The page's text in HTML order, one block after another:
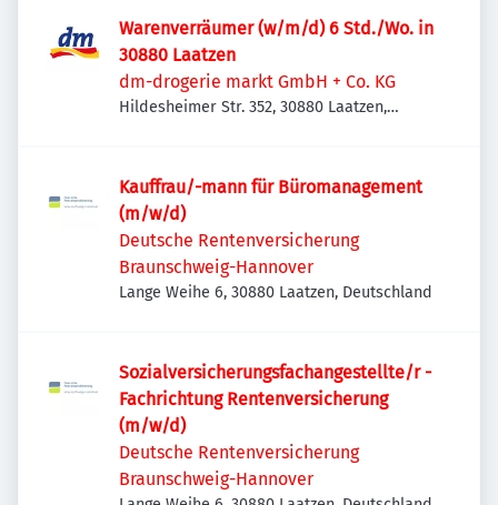
Warenverräumer (w/m/d) 6 Std./Wo. in
30880 Laatzen
dm-drogerie markt GmbH + Co. KG
Hildesheimer Str. 352, 30880 Laatzen,
Kauffrau/-mann für Büromanagement
(m/w/d)
Deutsche Rentenversicherung
Braunschweig-Hannover
Lange Weihe 6, 30880 Laatzen, Deutschland
Sozialversicherungsfachangestellte/r -
Fachrichtung Rentenversicherung
(m/w/d)
Deutsche Rentenversicherung
Braunschweig-Hannover